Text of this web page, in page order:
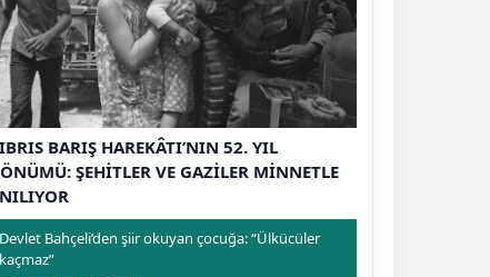
BARIŞ HAREKÂTI’NIN 52. YIL
ŞEHİTLER VE GAZİLER MİNNETLE
Devlet Bahçeli’den şiir okuyan çocuğa: “Ülkücüler
kaçmaz”